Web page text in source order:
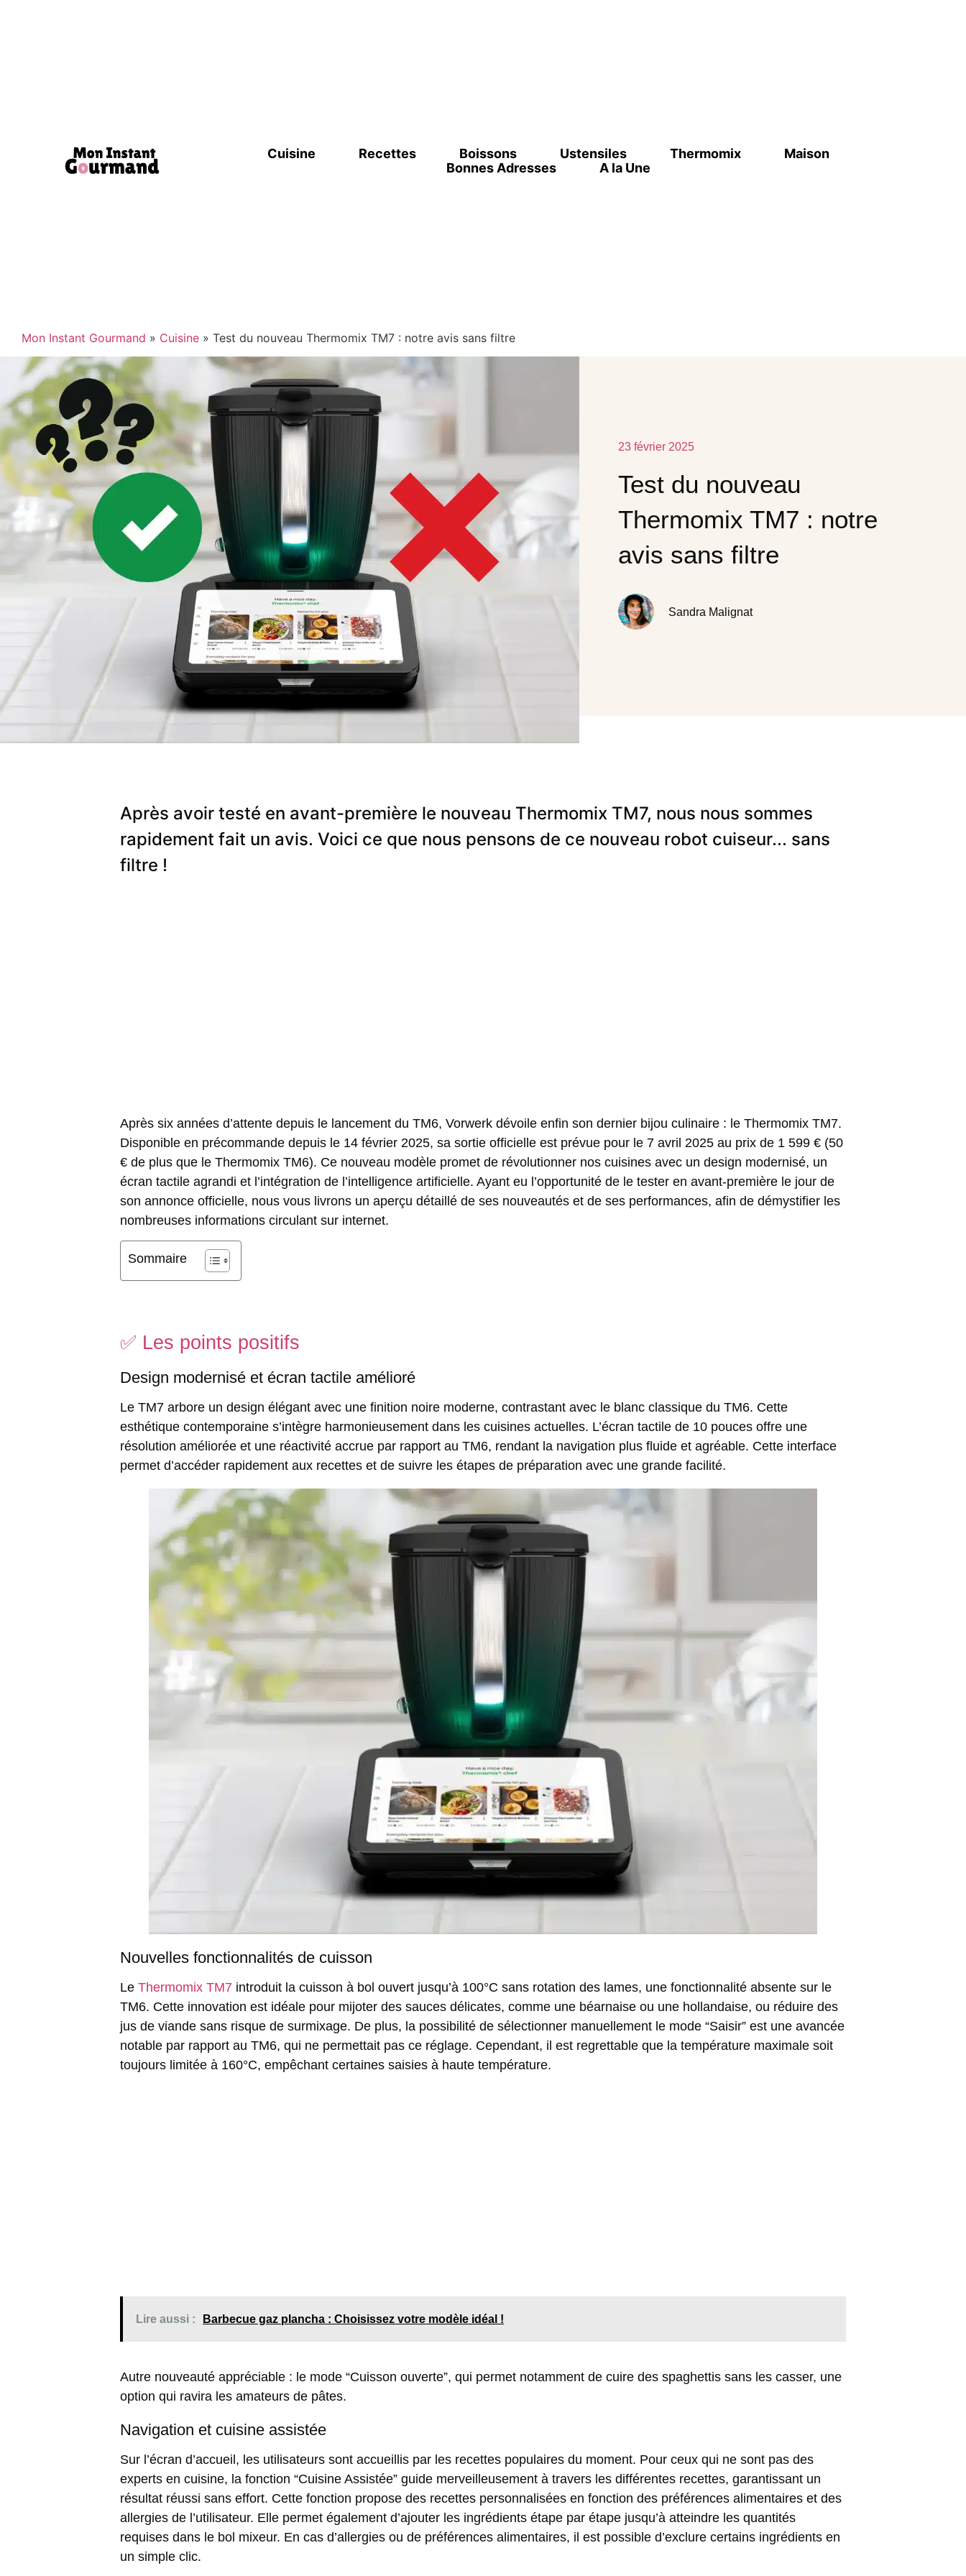
Cuisine Recettes Boissons Ustensiles Thermomix
Maison
Bonnes Adresses
A la Une
Mon Instant Gourmand » Cuisine » Test du nouveau Thermomix TM7 : notre avis sans filtre
23 février 2025
Test du nouveau
Thermomix TM7 : notre
avis sans filtre
Sandra Malignat
Après avoir testé en avant-première le nouveau Thermomix TM7, nous nous sommes
rapidement fait un avis. Voici ce que nous pensons de ce nouveau robot cuiseur... sans
filtre !
Après six années d’attente depuis le lancement du TM6, Vorwerk dévoile enfin son dernier bijou culinaire : le Thermomix TM7.
Disponible en précommande depuis le 14 février 2025, sa sortie officielle est prévue pour le 7 avril 2025 au prix de 1 599 € (50
€ de plus que le Thermomix TM6). Ce nouveau modèle promet de révolutionner nos cuisines avec un design modernisé, un
écran tactile agrandi et l’intégration de l’intelligence artificielle. Ayant eu l’opportunité de le tester en avant-première le jour de
son annonce officielle, nous vous livrons un aperçu détaillé de ses nouveautés et de ses performances, afin de démystifier les
nombreuses informations circulant sur internet.
Sommaire
✅ Les points positifs
Design modernisé et écran tactile amélioré
Le TM7 arbore un design élégant avec une finition noire moderne, contrastant avec le blanc classique du TM6. Cette
esthétique contemporaine s’intègre harmonieusement dans les cuisines actuelles. L’écran tactile de 10 pouces offre une
résolution améliorée et une réactivité accrue par rapport au TM6, rendant la navigation plus fluide et agréable. Cette interface
permet d’accéder rapidement aux recettes et de suivre les étapes de préparation avec une grande facilité.
Nouvelles fonctionnalités de cuisson
Le Thermomix TM7 introduit la cuisson à bol ouvert jusqu’à 100°C sans rotation des lames, une fonctionnalité absente sur le
TM6. Cette innovation est idéale pour mijoter des sauces délicates, comme une béarnaise ou une hollandaise, ou réduire des
jus de viande sans risque de surmixage. De plus, la possibilité de sélectionner manuellement le mode “Saisir” est une avancée
notable par rapport au TM6, qui ne permettait pas ce réglage. Cependant, il est regrettable que la température maximale soit
toujours limitée à 160°C, empêchant certaines saisies à haute température.
Lire aussi : Barbecue gaz plancha : Choisissez votre modèle idéal !
Autre nouveauté appréciable : le mode “Cuisson ouverte”, qui permet notamment de cuire des spaghettis sans les casser, une
option qui ravira les amateurs de pâtes.
Navigation et cuisine assistée
Sur l’écran d’accueil, les utilisateurs sont accueillis par les recettes populaires du moment. Pour ceux qui ne sont pas des
experts en cuisine, la fonction “Cuisine Assistée” guide merveilleusement à travers les différentes recettes, garantissant un
résultat réussi sans effort. Cette fonction propose des recettes personnalisées en fonction des préférences alimentaires et des
allergies de l’utilisateur. Elle permet également d’ajouter les ingrédients étape par étape jusqu’à atteindre les quantités
requises dans le bol mixeur. En cas d’allergies ou de préférences alimentaires, il est possible d’exclure certains ingrédients en
un simple clic.